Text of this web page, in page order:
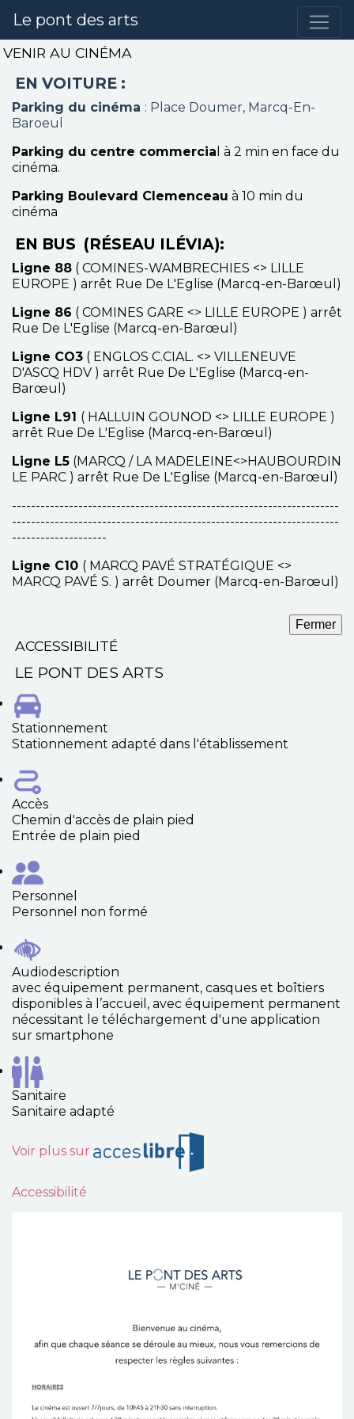
Le pont des arts
VENIR AU CINÉMA
EN VOITURE :
Parking du cinéma : Place Doumer, Marcq-En-
Baroeul
Parking du centre commercia l à 2 min en face du
cinéma.
Parking Boulevard Clemenceau à 10 min du
cinéma
EN BUS (RÉSEAU ILÉVIA):
Ligne 88 ( COMINES-WAMBRECHIES <> LILLE
EUROPE ) arrêt Rue De L'Eglise (Marcq-en-Barœul)
Ligne 86 ( COMINES GARE <> LILLE EUROPE ) arrêt
Rue De L'Eglise (Marcq-en-Barœul)
Ligne CO3 ( ENGLOS C.CIAL. <> VILLENEUVE
D'ASCQ HDV ) arrêt Rue De L'Eglise (Marcq-en-
Barœul)
Ligne L91 ( HALLUIN GOUNOD <> LILLE EUROPE )
arrêt Rue De L'Eglise (Marcq-en-Barœul)
Ligne L5 (MARCQ / LA MADELEINE<>HAUBOURDIN
LE PARC ) arrêt Rue De L'Eglise (Marcq-en-Barœul)
---------------------------------------------------------------------
---------------------------------------------------------------------
--------------------
Ligne C10 ( MARCQ PAVÉ STRATÉGIQUE <>
MARCQ PAVÉ S. ) arrêt Doumer (Marcq-en-Barœul)
Fermer
ACCESSIBILITÉ
LE PONT DES ARTS
Stationnement
Stationnement adapté dans l'établissement
Accès
Chemin d'accès de plain pied
Entrée de plain pied
Personnel
Personnel non formé
Audiodescription
avec équipement permanent, casques et boîtiers
disponibles à l’accueil, avec équipement permanent
nécessitant le téléchargement d'une application
sur smartphone
Sanitaire
Sanitaire adapté
Voir plus sur
Accessibilité